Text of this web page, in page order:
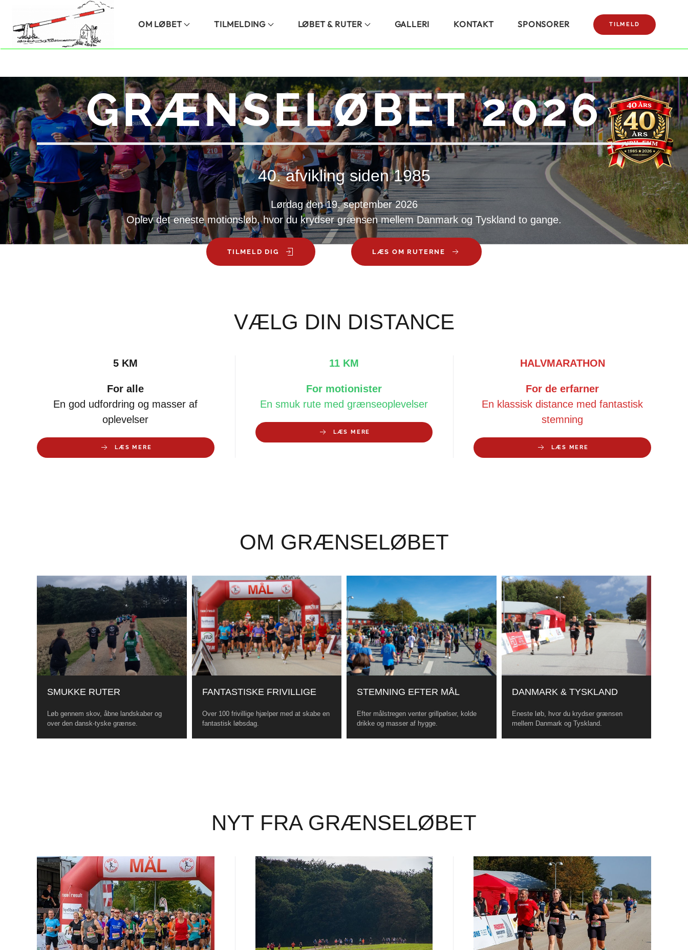
Skip to main content OM LØBET TILMELDING LØBET & RUTER GALLERI KONTAKT SPONSORER TILMELD
GRÆNSELØBET 2026
40. afvikling siden 1985
Lørdag den 19. september 2026
Oplev det eneste motionsløb, hvor du krydser grænsen mellem Danmark og Tyskland to gange.
TILMELD DIG LÆS OM RUTERNE
VÆLG DIN DISTANCE
5 KM
For alle
En god udfordring og masser af
oplevelser
LÆS MERE
11 KM
For motionister
En smuk rute med grænseoplevelser
LÆS MERE
HALVMARATHON
For de erfarner
En klassisk distance med fantastisk
stemning
LÆS MERE
OM GRÆNSELØBET
SMUKKE RUTER
Løb gennem skov, åbne landskaber og
over den dansk-tyske grænse.
FANTASTISKE FRIVILLIGE
Over 100 frivillige hjælper med at skabe en
fantastisk løbsdag.
STEMNING EFTER MÅL
Efter målstregen venter grillpølser, kolde
drikke og masser af hygge.
DANMARK & TYSKLAND
Eneste løb, hvor du krydser grænsen
mellem Danmark og Tyskland.
NYT FRA GRÆNSELØBET